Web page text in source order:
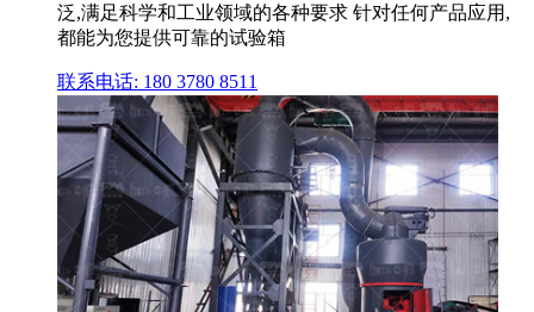
泛,满足科学和工业领域的各种要求 针对任何产品应用,
都能为您提供可靠的试验箱
联系电话: 180 3780 8511